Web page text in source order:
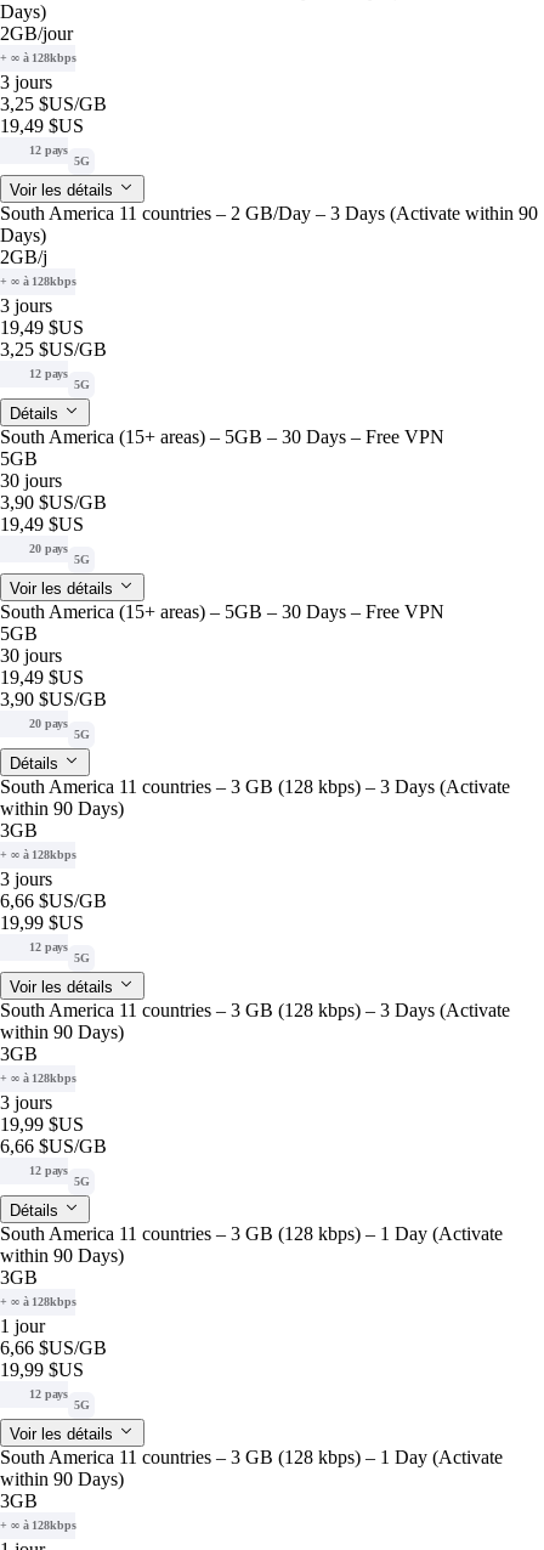
Days)
2GB/jour
+ ∞ à 128kbps
3 jours
3,25 $US/GB
19,49 $US
12 pays
5G
Voir les détails
South America 11 countries – 2 GB/Day – 3 Days (Activate within 90
Days)
2GB/j
+ ∞ à 128kbps
3 jours
19,49 $US
3,25 $US/GB
12 pays
5G
Détails
South America (15+ areas) – 5GB – 30 Days – Free VPN
5GB
30 jours
3,90 $US/GB
19,49 $US
20 pays
5G
Voir les détails
South America (15+ areas) – 5GB – 30 Days – Free VPN
5GB
30 jours
19,49 $US
3,90 $US/GB
20 pays
5G
Détails
South America 11 countries – 3 GB (128 kbps) – 3 Days (Activate
within 90 Days)
3GB
+ ∞ à 128kbps
3 jours
6,66 $US/GB
19,99 $US
12 pays
5G
Voir les détails
South America 11 countries – 3 GB (128 kbps) – 3 Days (Activate
within 90 Days)
3GB
+ ∞ à 128kbps
3 jours
19,99 $US
6,66 $US/GB
12 pays
5G
Détails
South America 11 countries – 3 GB (128 kbps) – 1 Day (Activate
within 90 Days)
3GB
+ ∞ à 128kbps
1 jour
6,66 $US/GB
19,99 $US
12 pays
5G
Voir les détails
South America 11 countries – 3 GB (128 kbps) – 1 Day (Activate
within 90 Days)
3GB
+ ∞ à 128kbps